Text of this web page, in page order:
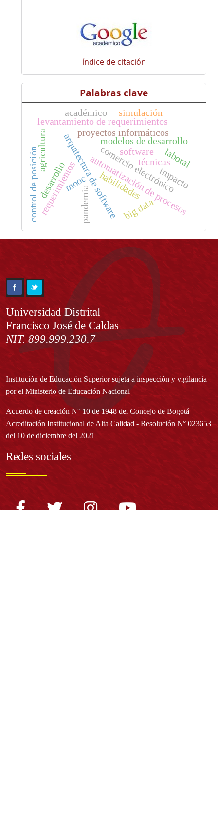
índice de citación
Palabras clave
arquitectura de softwarecomercio electrónico
modelos de desarrollo
automatización de procesos
proyectos informáticos
levantamiento de requerimientos
técnicas
requerimientos
desarrollo
software
mooc habilidades impacto
laboral
académico
control de posición
simulación
agricultura
big data
pandemia
Información
Universidad Distrital
Francisco José de Caldas
NIT. 899.999.230.7
Institución de Educación Superior sujeta a inspección y vigilancia
por el Ministerio de Educación Nacional
Acuerdo de creación N° 10 de 1948 del Concejo de Bogotá
Acreditación Institucional de Alta Calidad - Resolución N° 023653
del 10 de diciembre del 2021
Redes sociales